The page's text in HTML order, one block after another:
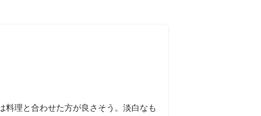
理と合わせた方が良さそう。淡白なも